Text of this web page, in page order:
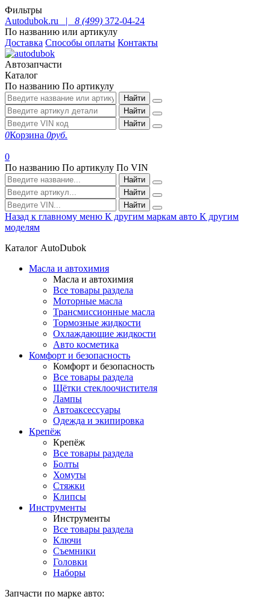
Фильтры
Autodubok.ru |
8 (499) 372-04-24
По названию или артикулу
Доставка Способы оплаты Контакты
Автозапчасти
Каталог
По названию По артикулу
Найти
Найти
Найти
0Корзина 0руб.
0
По названию По артикулу По VIN
Найти
Найти
Найти
Назад к главному меню К другим маркам авто К другим
моделям
Каталог AutoDubok
Масла и автохимия
Масла и автохимия
Все товары раздела
Моторные масла
Трансмиссионные масла
Тормозные жидкости
Охлаждающие жидкости
Авто косметика
Комфорт и безопасность
Комфорт и безопасность
Все товары раздела
Щётки стеклоочистителя
Лампы
Автоаксессуары
Одежда и экипировка
Крепёж
Крепёж
Все товары раздела
Болты
Хомуты
Стяжки
Клипсы
Инструменты
Инструменты
Все товары раздела
Ключи
Съемники
Головки
Наборы
Запчасти по марке авто: